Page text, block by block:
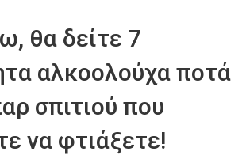
θα δείτε 7
αλκοολούχα ποτά
σπιτιού που
να φτιάξετε!